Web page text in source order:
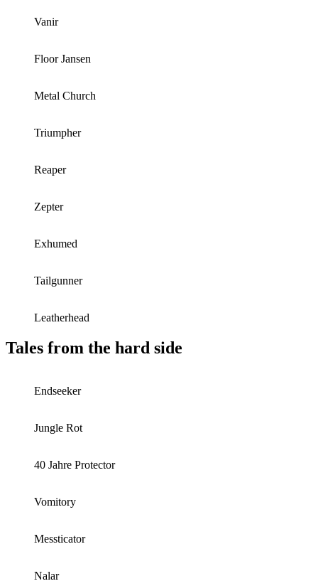
Vanir
Floor Jansen
Metal Church
Triumpher
Reaper
Zepter
Exhumed
Tailgunner
Leatherhead
Tales from the hard side
Endseeker
Jungle Rot
40 Jahre Protector
Vomitory
Messticator
Nalar